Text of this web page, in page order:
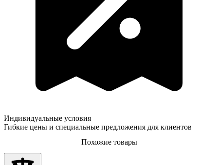
Индивидуальные условия
Гибкие цены и специальные предложения для клиентов
Похожие товары